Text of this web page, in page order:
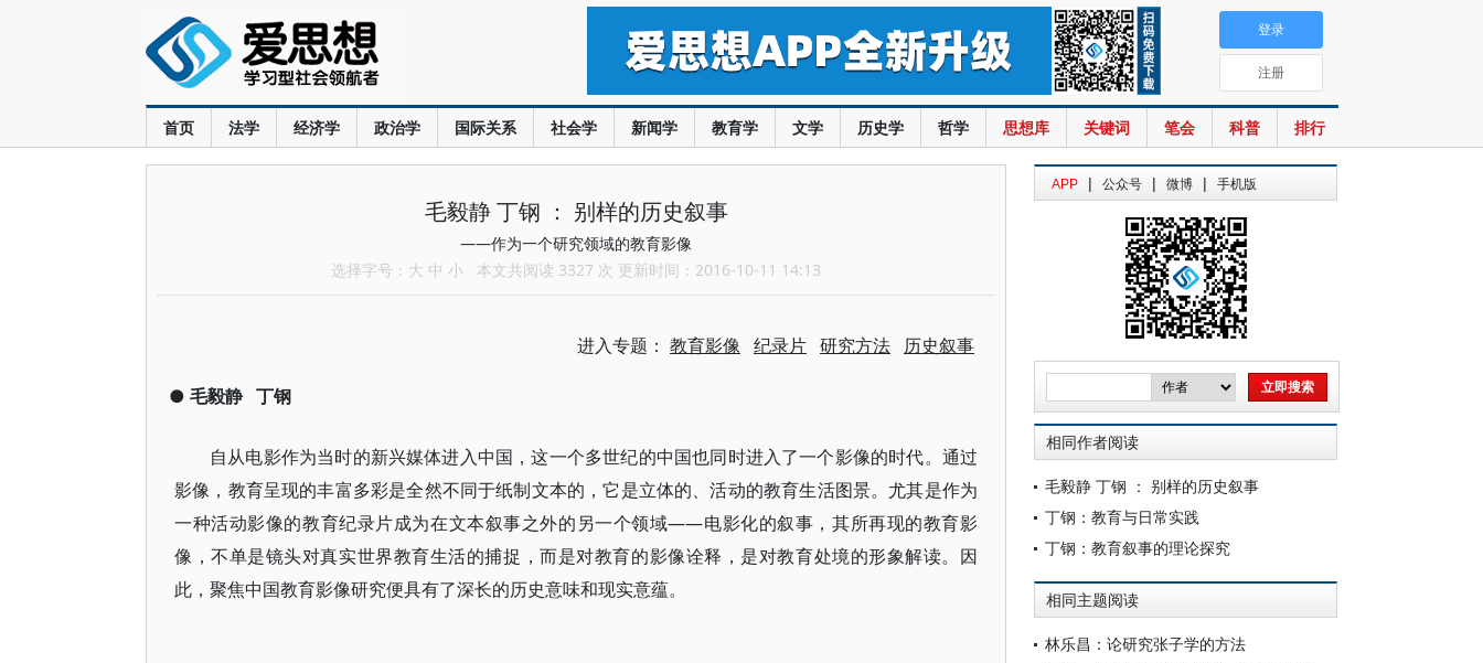
首页 法学 经济学 政治学 国际关系 社会学 新闻学 教育学 文学 历史学 哲学 思想库 关键词 笔会 科普 排行
登录
注册
毛毅静 丁钢 ： 别样的历史叙事
——作为一个研究领域的教育影像
选择字号： 大 中 小 本文共阅读 3327 次 更新时间：2016-10-11 14:13
进入专题： 教育影像 纪录片 研究方法 历史叙事
● 毛毅静 丁钢
自从电影作为当时的新兴媒体进入中国，这一个多世纪的中国也同时进入了一个影像的时代。通过
影像，教育呈现的丰富多彩是全然不同于纸制文本的，它是立体的、活动的教育生活图景。尤其是作为
一种活动影像的教育纪录片成为在文本叙事之外的另一个领域——电影化的叙事，其所再现的教育影
像，不单是镜头对真实世界教育生活的捕捉，而是对教育的影像诠释，是对教育处境的形象解读。因
此，聚焦中国教育影像研究便具有了深长的历史意味和现实意蕴。
APP | 公众号 | 微博 | 手机版
相同作者阅读
毛毅静 丁钢 ： 别样的历史叙事
丁钢：教育与日常实践
丁钢：教育叙事的理论探究
相同主题阅读
林乐昌：论研究张子学的方法